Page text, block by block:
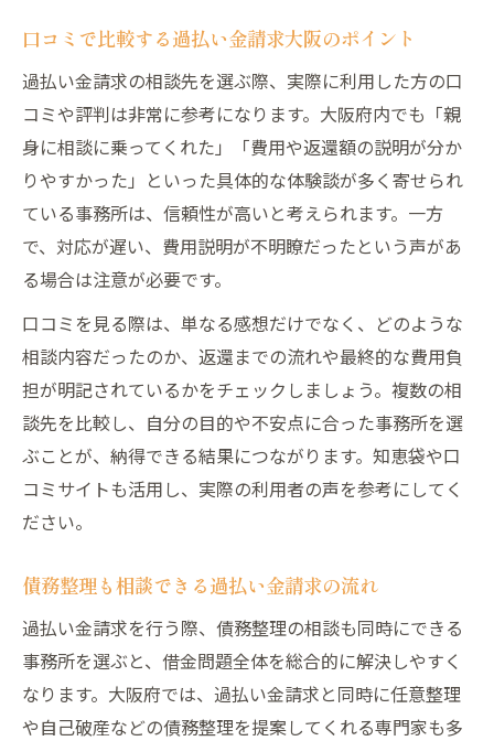
口コミで比較する過払い金請求大阪のポイント
過払い金請求の相談先を選ぶ際、実際に利用した方の口
コミや評判は非常に参考になります。大阪府内でも「親
身に相談に乗ってくれた」「費用や返還額の説明が分か
りやすかった」といった具体的な体験談が多く寄せられ
ている事務所は、信頼性が高いと考えられます。一方
で、対応が遅い、費用説明が不明瞭だったという声があ
る場合は注意が必要です。
口コミを見る際は、単なる感想だけでなく、どのような
相談内容だったのか、返還までの流れや最終的な費用負
担が明記されているかをチェックしましょう。複数の相
談先を比較し、自分の目的や不安点に合った事務所を選
ぶことが、納得できる結果につながります。知恵袋や口
コミサイトも活用し、実際の利用者の声を参考にしてく
ださい。
債務整理も相談できる過払い金請求の流れ
過払い金請求を行う際、債務整理の相談も同時にできる
事務所を選ぶと、借金問題全体を総合的に解決しやすく
なります。大阪府では、過払い金請求と同時に任意整理
や自己破産などの債務整理を提案してくれる専門家も多